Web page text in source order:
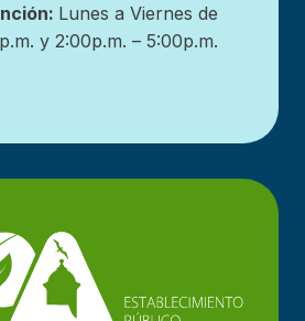
Lunes a Viernes de
y 2:00p.m. – 5:00p.m.